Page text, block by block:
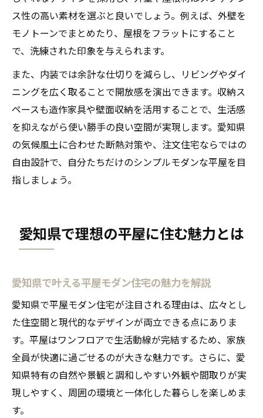
ス性の高い素材を選ぶと良いでしょう。例えば、外壁を
モノトーンでまとめたり、屋根をフラットにすること
で、洗練された印象を与えられます。
また、内装では余計な仕切りを減らし、リビングやダイ
ニングを広く取ることで開放感を演出できます。収納ス
ペースも造作家具や壁面収納を活用することで、生活感
を抑えながら使い勝手の良い空間が実現します。愛知県
の気候風土に合わせた断熱対策や、注文住宅ならではの
自由設計で、自分たちだけのシンプルモダンな平屋を目
指しましょう。
愛知県で理想の平屋に住む魅力とは
愛知県で叶える平屋モダン住宅の魅力を解説
愛知県で平屋モダン住宅が注目される理由は、広々とし
た住空間と現代的なデザインが両立できる点にありま
す。平屋はワンフロアで生活動線が完結するため、家族
全員が快適に過ごせるのが大きな魅力です。さらに、愛
知県特有の自然や景観と調和しやすい外観や間取りが実
現しやすく、周囲の環境と一体化した暮らしを楽しめま
す。